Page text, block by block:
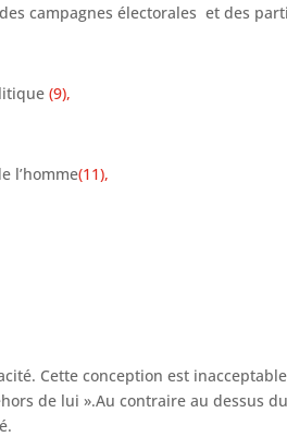
campagnes électorales et des
(9),
l’homme(11),
Cette conception est
de lui ».Au contraire au dessus